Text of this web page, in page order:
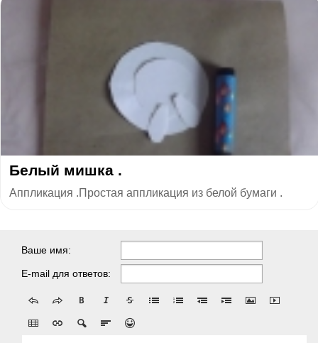
Белый мишка .
Аппликация .Простая аппликация из белой бумаги .
Ваше имя:
E-mail для ответов: